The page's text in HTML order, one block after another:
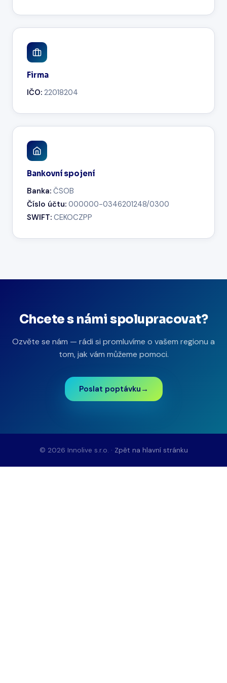
Firma
IČO: 22018204
Bankovní spojení
Banka: ČSOB
Číslo účtu: 000000-0346201248/0300
SWIFT: CEKOCZPP
Chcete s námi spolupracovat?
Ozvěte se nám — rádi si promluvíme o vašem regionu a
tom, jak vám můžeme pomoci.
Poslat poptávku →
© 2026 Innolive s.r.o. · Zpět na hlavní stránku